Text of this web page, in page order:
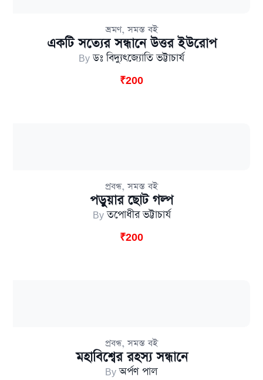
ভ্রমণ,সমস্ত বই
একটি সত্যের সন্ধানে উত্তর ইউরোপ
Byডঃ বিদ্যুৎজ্যোতি ভট্টাচার্য
₹200
প্রবন্ধ,সমস্ত বই
পড়ুয়ার ছোট গল্প
Byতপোধীর ভট্টাচার্য
₹200
প্রবন্ধ,সমস্ত বই
মহাবিশ্বের রহস্য সন্ধানে
Byঅর্পণ পাল